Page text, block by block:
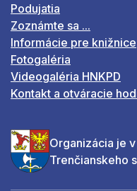
Podujatia
Zoznámte sa ...
Informácie pre knižnice
Fotogaléria
Videogaléria HNKPD
Kontakt a otváracie
Organizácia je
Trenčianskeho